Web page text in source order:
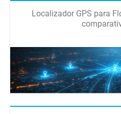
Localizador GPS para